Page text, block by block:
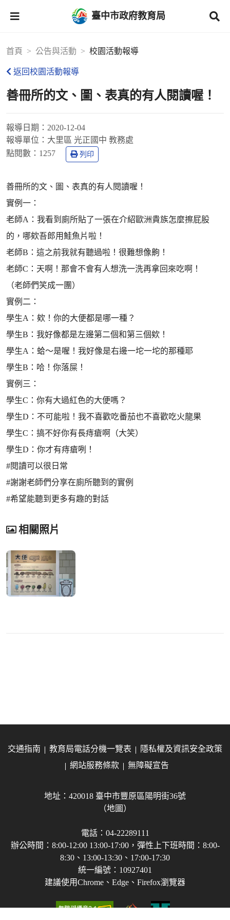
臺中市政府教育局
首頁 公告與活動 校園活動報導
返回校園活動報導
善冊所的文、圖、表真的有人閱讀喔！
報導日期： 2020-12-04
報導單位： 大里區 光正國中 教務處
點閱數： 1257 列印
善冊所的文、圖、表真的有人閱讀喔！
實例一：
老師A：我看到廁所貼了一張在介紹歐洲貴族怎麼擦屁股
的，哪欸吾郎用鮭魚片啦！
老師B：這之前我就有聽過啦！很難想像齁！
老師C：天啊！那會不會有人想洗一洗再拿回來吃啊！
（老師們笑成一團）
實例二：
學生A：欸！你的大便都是哪一種？
學生B：我好像都是左邊第二個和第三個欸！
學生A：蛤～是喔！我好像是右邊一坨一坨的那種耶
學生B：哈！你落屎！
實例三：
學生C：你有大過紅色的大便嗎？
學生D：不可能啦！我不喜歡吃番茄也不喜歡吃火龍果
學生C：搞不好你有長痔瘡啊（大笑）
學生D：你才有痔瘡咧！
#閱讀可以很日常
#謝謝老師們分享在廁所聽到的實例
#希望能聽到更多有趣的對話
相關照片
交通指南 教育局電話分機一覽表
隱私權及資訊安全政策
網站服務條款
無障礙宣告
地址：420018 臺中市豐原區陽明街36號
（地圖）
電話：04-22289111
辦公時間：8:00-12:00 13:00-17:00，彈性上下班時間：8:00-
8:30、13:00-13:30、17:00-17:30
統一編號：10927401
建議使用Chrome、Edge、Firefox瀏覽器